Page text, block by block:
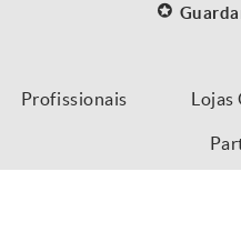
Profissionais